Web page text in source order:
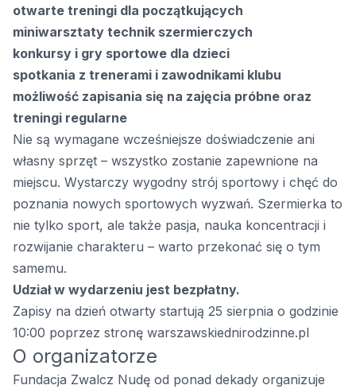
otwarte treningi dla początkujących
miniwarsztaty technik szermierczych
konkursy i gry sportowe dla dzieci
spotkania z trenerami i zawodnikami klubu
możliwość zapisania się na zajęcia próbne oraz
treningi regularne
Nie są wymagane wcześniejsze doświadczenie ani
własny sprzęt – wszystko zostanie zapewnione na
miejscu. Wystarczy wygodny strój sportowy i chęć do
poznania nowych sportowych wyzwań. Szermierka to
nie tylko sport, ale także pasja, nauka koncentracji i
rozwijanie charakteru – warto przekonać się o tym
samemu.
Udział w wydarzeniu jest bezpłatny.
Zapisy na dzień otwarty startują 25 sierpnia o godzinie
10:00 poprzez stronę warszawskiednirodzinne.pl
O organizatorze
Fundacja Zwalcz Nudę od ponad dekady organizuje